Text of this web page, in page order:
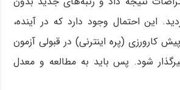
این احتمال وجود دارد که در آینده،
کارورزی (پره اینترنی) در قبولی آزمون
شود. پس باید به مطالعه و معدل